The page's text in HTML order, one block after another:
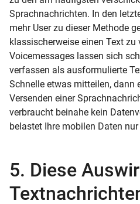
Sprachnachrichten. In den
mehr User zu dieser Methode
klassischerweise einen Text zu
Voicemessages lassen sich
verfassen als ausformulierte
Schnelle etwas mitteilen, dann
Versenden einer
verbraucht beinahe kein
belastet Ihre mobilen Daten
5. Diese